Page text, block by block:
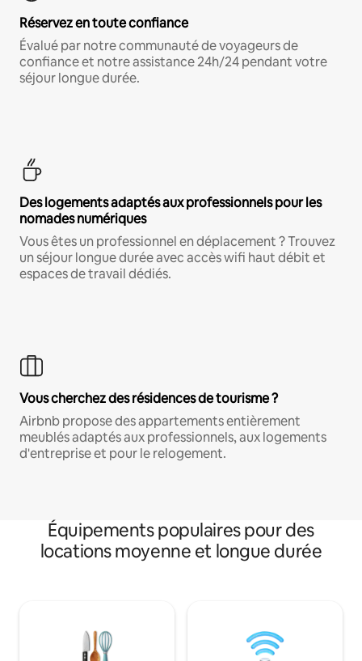
Réservez en toute confiance
Évalué par notre communauté de voyageurs de
confiance et notre assistance 24h/24 pendant votre
séjour longue durée.
Des logements adaptés aux professionnels pour les
nomades numériques
Vous êtes un professionnel en déplacement ? Trouvez
un séjour longue durée avec accès wifi haut débit et
espaces de travail dédiés.
Vous cherchez des résidences de tourisme ?
Airbnb propose des appartements entièrement
meublés adaptés aux professionnels, aux logements
d'entreprise et pour le relogement.
Équipements populaires pour des
locations moyenne et longue durée